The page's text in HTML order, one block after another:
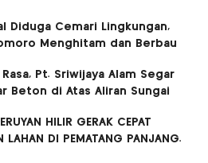
Diduga Cemari Lingkungan,
Menghitam dan Berbau
Pt. Sriwijaya Alam Segar
Beton di Atas Aliran Sungai
HILIR GERAK CEPAT
LAHAN DI PEMATANG PANJANG.